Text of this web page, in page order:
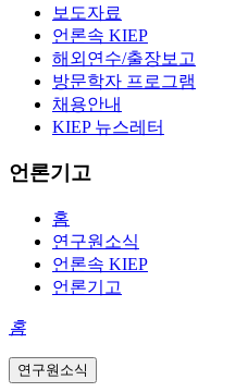
보도자료
언론속 KIEP
해외연수/출장보고
방문학자 프로그램
채용안내
KIEP 뉴스레터
언론기고
홈
연구원소식
언론속 KIEP
언론기고
홈
연구원소식